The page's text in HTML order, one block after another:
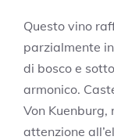
Questo vino
parzialmente
di bosco e
armonico.
Von
attenzione